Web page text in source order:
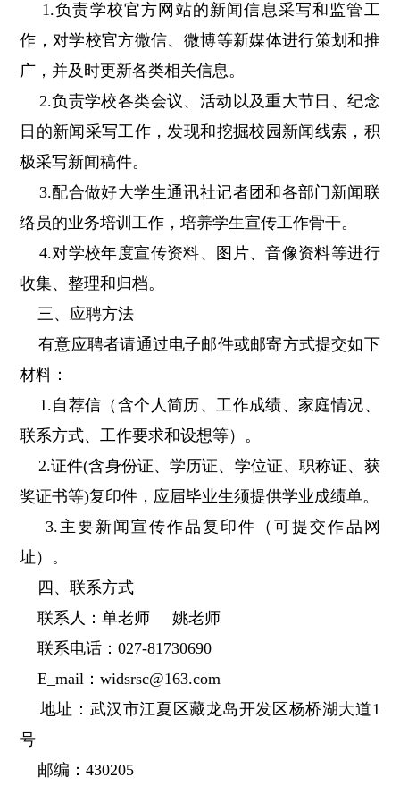
1.负责学校官方网站的新闻信息采写和监管工
作，对学校官方微信、微博等新媒体进行策划和推
广，并及时更新各类相关信息。
2.负责学校各类会议、活动以及重大节日、纪念
日的新闻采写工作，发现和挖掘校园新闻线索，积
极采写新闻稿件。
3.配合做好大学生通讯社记者团和各部门新闻联
络员的业务培训工作，培养学生宣传工作骨干。
4.对学校年度宣传资料、图片、音像资料等进行
收集、整理和归档。
三、应聘方法
有意应聘者请通过电子邮件或邮寄方式提交如下
材料：
1.自荐信（含个人简历、工作成绩、家庭情况、
联系方式、工作要求和设想等）。
2.证件(含身份证、学历证、学位证、职称证、获
奖证书等)复印件，应届毕业生须提供学业成绩单。
3.主要新闻宣传作品复印件（可提交作品网
址）。
四、联系方式
联系人：单老师 姚老师
联系电话：027-81730690
E_mail：widsrsc@163.com
地址：武汉市江夏区藏龙岛开发区杨桥湖大道1
号
邮编：430205